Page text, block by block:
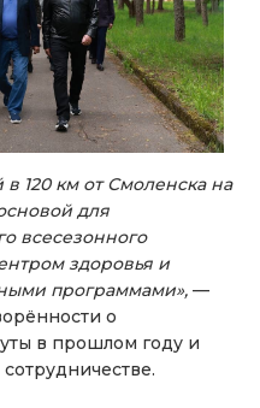
120 км от Смоленска на
для
всесезонного
здоровья и
программами», —
о
в прошлом году и